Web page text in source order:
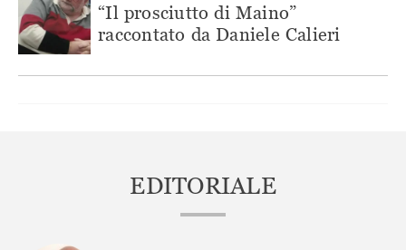
“Il prosciutto di Maino”
raccontato da Daniele Calieri
EDITORIALE